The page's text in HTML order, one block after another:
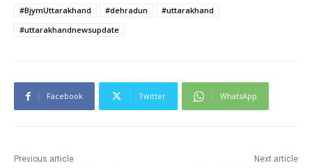
#BjymUttarakhand
#dehradun
#uttarakhand
#uttarakhandnewsupdate
Facebook Twitter WhatsApp
Previous article Next article